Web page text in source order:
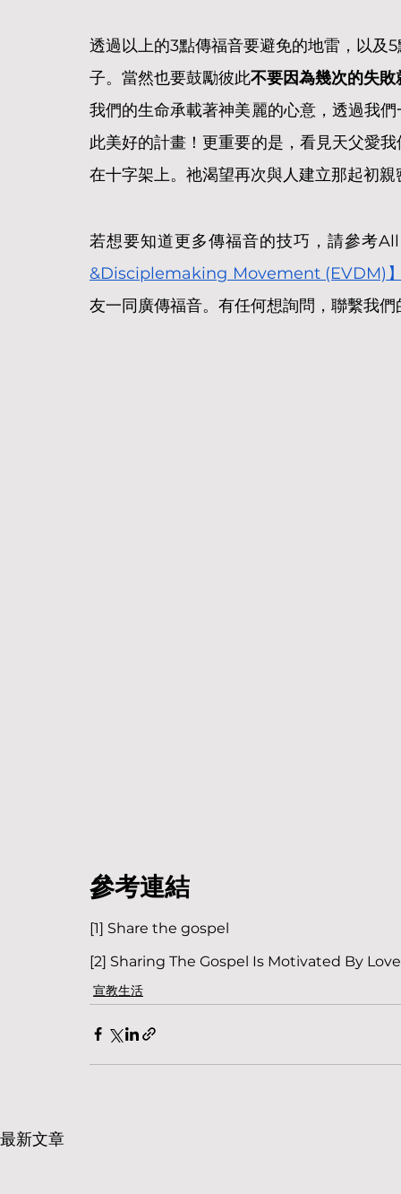
透過以上的3點傳福音要避免的地雷，以及
子。當然也要鼓勵彼此不要因為幾次的失
我們的生命承載著神美麗的心意，透過我
此美好的計畫！更重要的是，看見天父愛
在十字架上。祂渴望再次與人建立那起初
若想要知道更多傳福音的技巧，請參考
&Disciplemaking Movement (EVDM)
友一同廣傳福音。有任何想詢問，聯繫我們
參考連結
[1] Share the gospel
[2] Sharing The Gospel Is Motivated By Love
宣教生活
最新文章